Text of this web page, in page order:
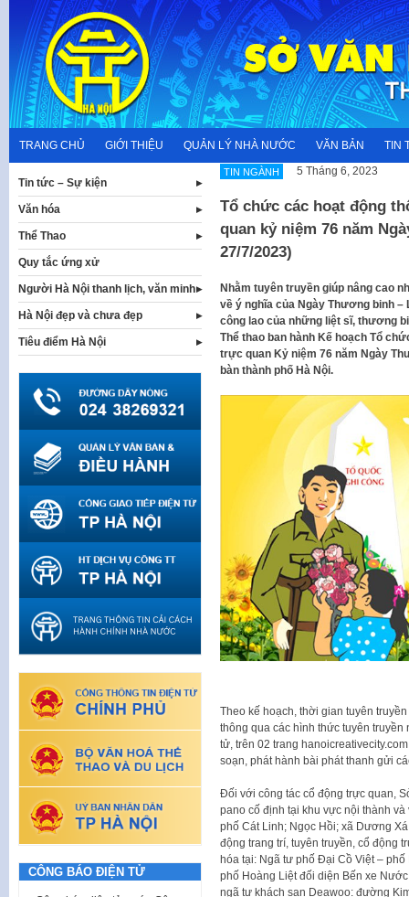
content
TRANG CHỦ GIỚI THIỆU QUẢN LÝ NHÀ NƯỚC VĂN BẢN TIN
TIN NGÀNH 5 Tháng 6, 2023
Tổ chức các hoạt động
quan kỷ niệm 76 năm
27/7/2023)
Nhằm tuyên truyền giúp nâng cao
về ý nghĩa của Ngày Thương binh
công lao của những liệt sĩ, thương
Thể thao ban hành Kế hoạch Tổ
trực quan Kỷ niệm 76 năm Ngày
bàn thành phố Hà Nội.
Theo kế hoạch, thời gian tuyên
thông qua các hình thức tuyên
tử, trên 02 trang
soạn, phát hành bài phát thanh gửi
Đối với công tác cổ động trực quan,
pano cố định tại khu vực nội thành
phố Cát Linh; Ngọc Hồi; xã Dương
động trang trí, tuyên truyền, cổ động
hóa tại: Ngã tư phố Đại Cồ Việt –
phố Hoàng Liệt đối diện Bến xe
ngã tư khách sạn Deawoo: đường
Tin tức – Sự kiện
Văn hóa
Thể Thao
Quy tắc ứng xử
Người Hà Nội thanh lịch, văn minh
Hà Nội đẹp và chưa đẹp
Tiêu điểm Hà Nội
CÔNG BÁO ĐIỆN TỬ